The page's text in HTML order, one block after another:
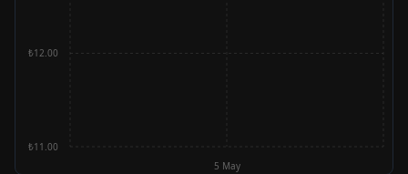
5 May
₺11.00
₺12.00